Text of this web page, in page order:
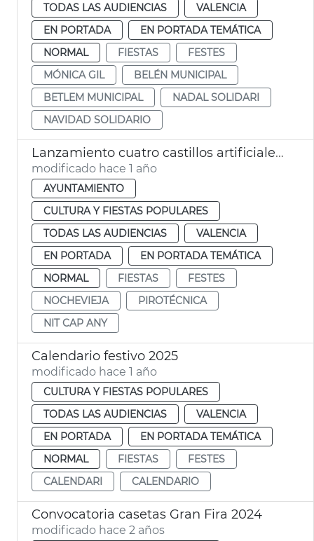
TODAS LAS AUDIENCIAS
VALENCIA
EN PORTADA
EN PORTADA TEMÁTICA
NORMAL
FIESTAS
FESTES
MÓNICA GIL
BELÉN MUNICIPAL
BETLEM MUNICIPAL
NADAL SOLIDARI
NAVIDAD SOLIDARIO
Lanzamiento cuatro castillos artificiales Nochevieja València 2024
modificado hace 1 año
AYUNTAMIENTO
CULTURA Y FIESTAS POPULARES
TODAS LAS AUDIENCIAS
VALENCIA
EN PORTADA
EN PORTADA TEMÁTICA
NORMAL
FIESTAS
FESTES
NOCHEVIEJA
PIROTÉCNICA
NIT CAP ANY
Calendario festivo 2025
modificado hace 1 año
CULTURA Y FIESTAS POPULARES
TODAS LAS AUDIENCIAS
VALENCIA
EN PORTADA
EN PORTADA TEMÁTICA
NORMAL
FIESTAS
FESTES
CALENDARI
CALENDARIO
Convocatoria casetas Gran Fira 2024
modificado hace 2 años